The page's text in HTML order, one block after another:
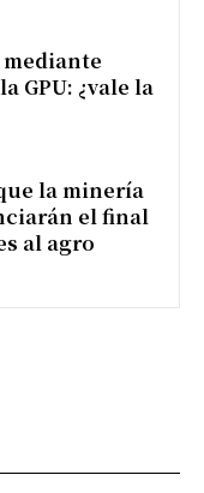
mediante
GPU: ¿vale la
la minería
el final
al agro